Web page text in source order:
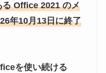
る Office 2021 のメ
年10月13日に終了
を使い続ける